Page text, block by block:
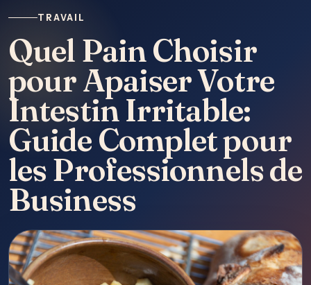
TRAVAIL
Quel Pain Choisir
pour Apaiser Votre
Intestin Irritable:
Guide Complet pour
les Professionnels de
Business